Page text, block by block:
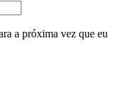
a próxima vez que eu